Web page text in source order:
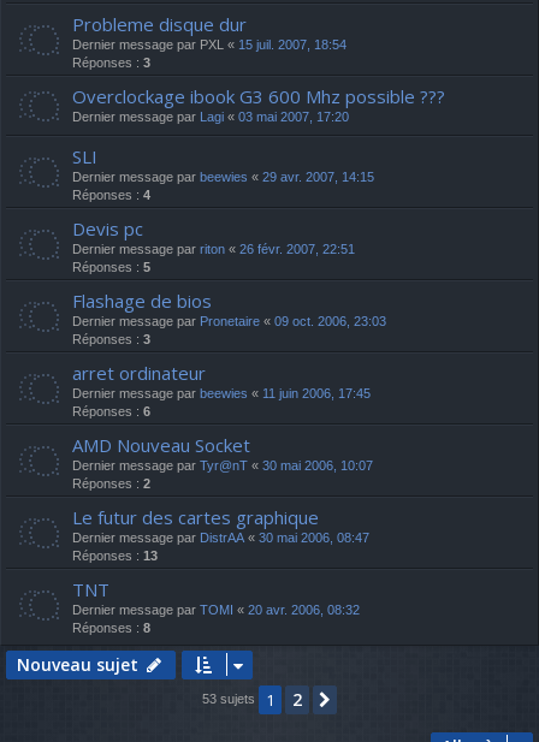
Probleme disque dur
Dernier message par PXL « 15 juil. 2007, 18:54
Réponses : 3
Overclockage ibook G3 600 Mhz possible ???
Dernier message par Lagi « 03 mai 2007, 17:20
SLI
Dernier message par beewies « 29 avr. 2007, 14:15
Réponses : 4
Devis pc
Dernier message par riton « 26 févr. 2007, 22:51
Réponses : 5
Flashage de bios
Dernier message par Pronetaire « 09 oct. 2006, 23:03
Réponses : 3
arret ordinateur
Dernier message par beewies « 11 juin 2006, 17:45
Réponses : 6
AMD Nouveau Socket
Dernier message par Tyr@nT « 30 mai 2006, 10:07
Réponses : 2
Le futur des cartes graphique
Dernier message par DistrAA « 30 mai 2006, 08:47
Réponses : 13
TNT
Dernier message par TOMI « 20 avr. 2006, 08:32
Réponses : 8
Nouveau sujet
53 sujets 1 2